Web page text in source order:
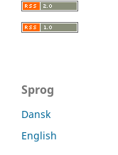
Sprog
Dansk
English